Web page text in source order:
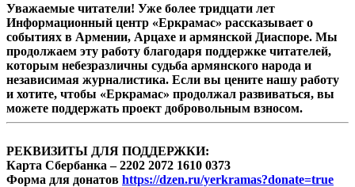
Уважаемые читатели! Уже более тридцати лет
Информационный центр «Еркрамас» рассказывает о
событиях в Армении, Арцахе и армянской Диаспоре. Мы
продолжаем эту работу благодаря поддержке читателей,
которым небезразличны судьба армянского народа и
независимая журналистика. Если вы цените нашу работу
и хотите, чтобы «Еркрамас» продолжал развиваться, вы
можете поддержать проект добровольным взносом.
РЕКВИЗИТЫ ДЛЯ ПОДДЕРЖКИ:
Карта Сбербанка – 2202 2072 1610 0373
Форма для донатов https://dzen.ru/yerkramas?donate=true